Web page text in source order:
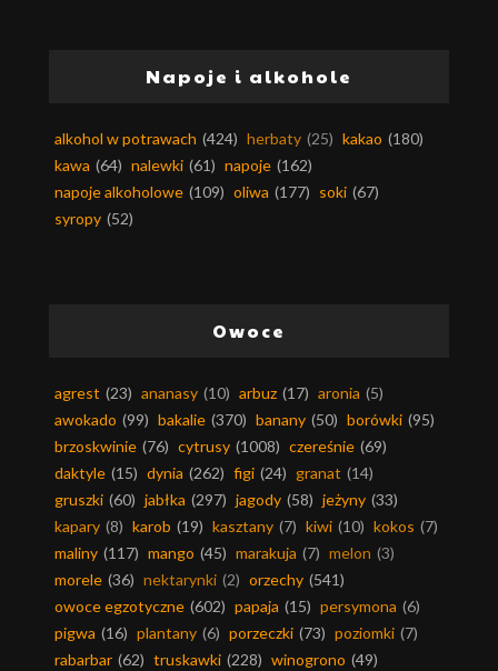
Napoje i alkohole
alkohol w potrawach (424) herbaty (25) kakao (180)
kawa (64) nalewki (61) napoje (162)
napoje alkoholowe (109) oliwa (177) soki (67)
syropy (52)
Owoce
agrest (23) ananasy (10) arbuz (17) aronia (5)
awokado (99) bakalie (370) banany (50) borówki (95)
brzoskwinie (76) cytrusy (1008) czereśnie (69)
daktyle (15) dynia (262) figi (24) granat (14)
gruszki (60) jabłka (297) jagody (58) jeżyny (33)
kapary (8) karob (19) kasztany (7) kiwi (10) kokos (7)
maliny (117) mango (45) marakuja (7) melon (3)
morele (36) nektarynki (2) orzechy (541)
owoce egzotyczne (602) papaja (15) persymona (6)
pigwa (16) plantany (6) porzeczki (73) poziomki (7)
rabarbar (62) truskawki (228) winogrono (49)